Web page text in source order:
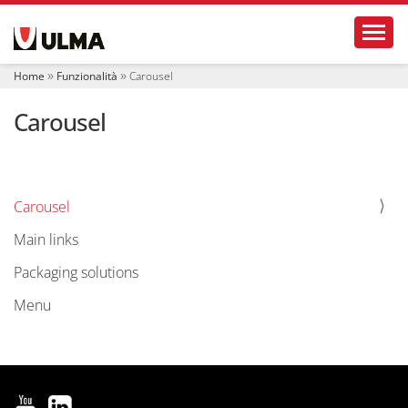
i
Home Funzionalità Carousel
Carousel
N
a
i
g
i
o
Carousel
Main links
Packaging solutions
Menu